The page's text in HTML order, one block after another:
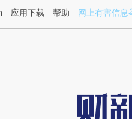
82E9kWPF](https://
应用下载 帮助 网上有害信息